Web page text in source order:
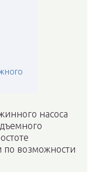
насоса
по возможности